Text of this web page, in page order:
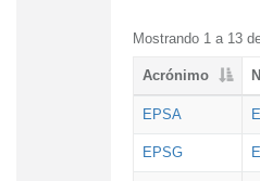
Mostrando 1 a 13
Acrónimo
EPSA
EPSG